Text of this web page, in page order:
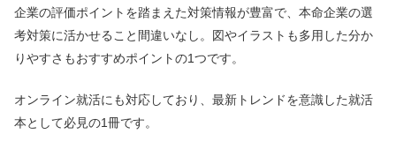
企業の評価ポイントを踏まえた対策情報が豊富で、本命企業の選
考対策に活かせること間違いなし。図やイラストも多用した分か
りやすさもおすすめポイントの1つです。
オンライン就活にも対応しており、最新トレンドを意識した就活
本として必見の1冊です。